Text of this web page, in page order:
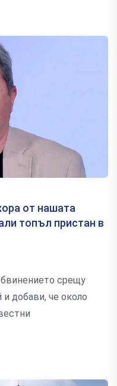
от нашата
топъл пристан в
срещу
и добави, че около